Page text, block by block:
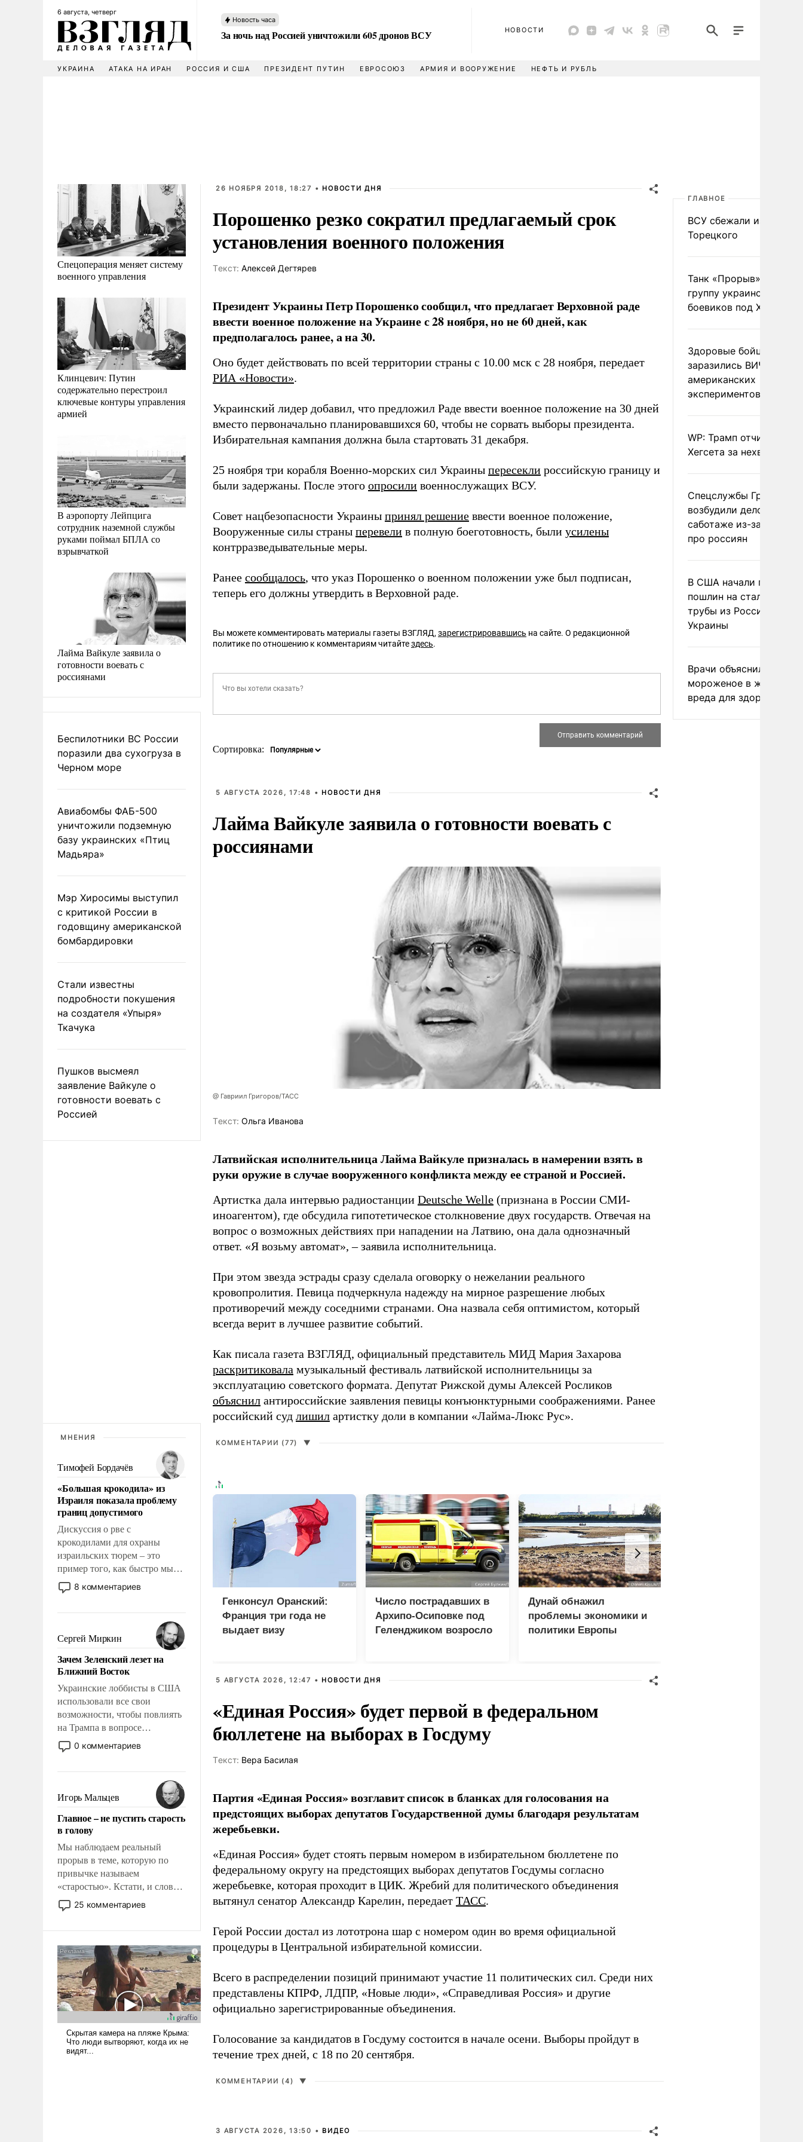
6 августа, четверг
Новость часа
За ночь над Россией уничтожили 605 дронов ВСУ НОВОСТИ
УКРАИНА АТАКА НА ИРАН РОССИЯ И США ПРЕЗИДЕНТ ПУТИН ЕВРОСОЮЗ АРМИЯ И ВООРУЖЕНИЕ НЕФТЬ И РУБЛЬ
Спецоперация меняет систему
военного управления
Клинцевич: Путин
содержательно перестроил
ключевые контуры управления
армией
В аэропорту Лейпцига
сотрудник наземной службы
руками поймал БПЛА со
взрывчаткой
Лайма Вайкуле заявила о
готовности воевать с
россиянами
Беспилотники ВС России
поразили два сухогруза в
Черном море
Авиабомбы ФАБ-500
уничтожили подземную
базу украинских «Птиц
Мадьяра»
Мэр Хиросимы выступил
с критикой России в
годовщину американской
бомбардировки
Стали известны
подробности покушения
на создателя «Упыря»
Ткачука
Пушков высмеял
заявление Вайкуле о
готовности воевать с
Россией
МНЕНИЯ
Тимофей Бордачёв
«Большая крокодила» из
Израиля показала проблему
границ допустимого
Дискуссия о рве с
крокодилами для охраны
израильских тюрем – это
пример того, как быстро мы
двигаемся по пути
революционных изменений.
псевдонаучной фантастики,
стало всерьез обсуждаемой
идеей.
8 комментариев
Сергей Миркин
Зачем Зеленский лезет на
Ближний Восток
Украинские лоббисты в США
использовали все свои
возможности, чтобы повлиять
на Трампа в вопросе
предоставления вооружений
своим нанимателям. Вероятно,
консультирует Киев, пришла в
голову мысль: хорошо бы
продемонстрировать, что
Украина вступила в
вооруженное противостояние
с Ираном.
0 комментариев
Игорь Мальцев
Главное – не пустить старость
в голову
Мы наблюдаем реальный
прорыв в теме, которую по
привычке называем
«старостью». Кстати, и слово-
то это уже стараются не
использовать – так же, как
что оно уже несет негативные
коннотации.
25 комментариев
26 НОЯБРЯ 2018, 18:27 • НОВОСТИ ДНЯ
Порошенко резко сократил предлагаемый срок
установления военного положения
Tекст: Алексей Дегтярев
Президент Украины Петр Порошенко сообщил, что предлагает Верховной раде
ввести военное положение на Украине с 28 ноября, но не 60 дней, как
предполагалось ранее, а на 30.
Оно будет действовать по всей территории страны с 10.00 мск с 28 ноября, передает
РИА «Новости».
Украинский лидер добавил, что предложил Раде ввести военное положение на 30 дней
вместо первоначально планировавшихся 60, чтобы не сорвать выборы президента.
Избирательная кампания должна была стартовать 31 декабря.
25 ноября три корабля Военно-морских сил Украины пересекли российскую границу и
были задержаны. После этого опросили военнослужащих ВСУ.
Совет нацбезопасности Украины принял решение ввести военное положение,
Вооруженные силы страны перевели в полную боеготовность, были усилены
контрразведывательные меры.
Ранее сообщалось, что указ Порошенко о военном положении уже был подписан,
теперь его должны утвердить в Верховной раде.
Вы можете комментировать материалы газеты ВЗГЛЯД, зарегистрировавшись на сайте. О редакционной
политике по отношению к комментариям читайтездесь.
Сортировка:
5 АВГУСТА 2026, 17:48 • НОВОСТИ ДНЯ
Лайма Вайкуле заявила о готовности воевать с
россиянами
@ Гавриил Григоров/ТАСС
Tекст: Ольга Иванова
Латвийская исполнительница Лайма Вайкуле призналась в намерении взять в
руки оружие в случае вооруженного конфликта между ее страной и Россией.
Артистка дала интервью радиостанции Deutsche Welle (признана в России СМИ-
иноагентом), где обсудила гипотетическое столкновение двух государств. Отвечая на
вопрос о возможных действиях при нападении на Латвию, она дала однозначный
ответ. «Я возьму автомат», – заявила исполнительница.
При этом звезда эстрады сразу сделала оговорку о нежелании реального
кровопролития. Певица подчеркнула надежду на мирное разрешение любых
противоречий между соседними странами. Она назвала себя оптимистом, который
всегда верит в лучшее развитие событий.
Как писала газета ВЗГЛЯД, официальный представитель МИД Мария Захарова
раскритиковала музыкальный фестиваль латвийской исполнительницы за
эксплуатацию советского формата. Депутат Рижской думы Алексей Росликов
объяснил антироссийские заявления певицы конъюнктурными соображениями. Ранее
российский суд лишил артистку доли в компании «Лайма-Люкс Рус».
КОММЕНТАРИИ (77) ▼
Генконсул Оранский:
Франция три года не
выдает визу
Число пострадавших в
Архипо-Осиповке под
Геленджиком возросло
Дунай обнажил
проблемы экономики и
политики Европы
5 АВГУСТА 2026, 12:47 • НОВОСТИ ДНЯ
«Единая Россия» будет первой в федеральном
бюллетене на выборах в Госдуму
Tекст: Вера Басилая
Партия «Единая Россия» возглавит список в бланках для голосования на
предстоящих выборах депутатов Государственной думы благодаря результатам
жеребьевки.
«Единая Россия» будет стоять первым номером в избирательном бюллетене по
федеральному округу на предстоящих выборах депутатов Госдумы согласно
жеребьевке, которая проходит в ЦИК. Жребий для политического объединения
вытянул сенатор Александр Карелин, передает ТАСС.
Герой России достал из лототрона шар с номером один во время официальной
процедуры в Центральной избирательной комиссии.
Всего в распределении позиций принимают участие 11 политических сил. Среди них
представлены КПРФ, ЛДПР, «Новые люди», «Справедливая Россия» и другие
официально зарегистрированные объединения.
Голосование за кандидатов в Госдуму состоится в начале осени. Выборы пройдут в
течение трех дней, с 18 по 20 сентября.
КОММЕНТАРИИ (4) ▼
3 АВГУСТА 2026, 13:50 • ВИДЕО
ГЛАВНОЕ
ВСУ сбежали из
Торецкого
Танк «Прорыв»
группу украинских
боевиков под
Здоровые бойцы ВСУ
заразились ВИЧ после
американских
экспериментов
WP: Трамп отчитал
Хегсета за нехватку
Спецслужбы Грузии
возбудили дело о
саботаже из-за фейков
про россиян
В США начали
пошлин на стальные
трубы из России и с
Украины
Врачи объяснили, как
мороженое в жару без
вреда для здоровья